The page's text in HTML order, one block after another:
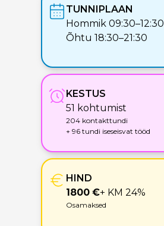
HIND
1800 €+ KM 24%
Osamaksed
KESTUS
51 kohtumist
204 kontakttundi
+ 96 tundi iseseisvat tööd
TUNNIPLAAN
Hommik 09:30–12:30
Õhtu 18:30–21:30